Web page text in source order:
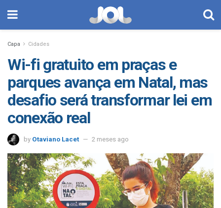
Capa Cidades
Wi-fi gratuito em praças e
parques avança em Natal, mas
desafio será transformar lei em
conexão real
by Otaviano Lacet 2 meses ago